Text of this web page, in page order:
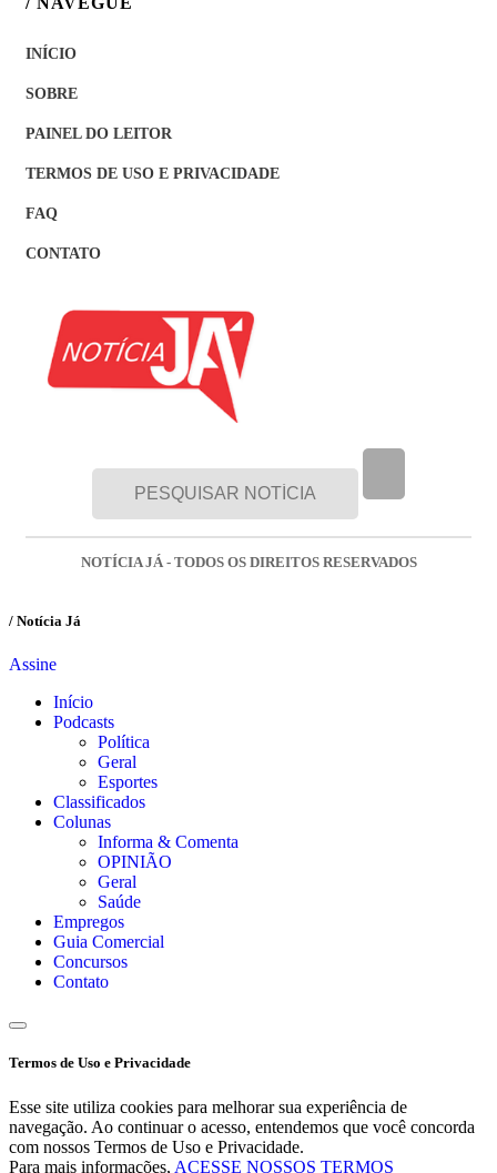
INÍCIO
SOBRE
PAINEL DO LEITOR
TERMOS DE USO E PRIVACIDADE
FAQ
CONTATO
NOTÍCIA JÁ - TODOS OS DIREITOS RESERVADOS
/ Notícia Já
Assine
Início
Podcasts
Política
Geral
Esportes
Classificados
Colunas
Informa & Comenta
OPINIÃO
Geral
Saúde
Empregos
Guia Comercial
Concursos
Contato
Termos de Uso e Privacidade
Esse site utiliza cookies para melhorar sua experiência de
navegação. Ao continuar o acesso, entendemos que você concorda
com nossos Termos de Uso e Privacidade.
Para mais informações, ACESSE NOSSOS TERMOS